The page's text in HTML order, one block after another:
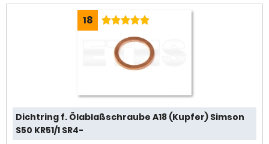
18
Dichtring f. Ölablaßschraube A18 (Kupfer) Simson
S50 KR51/1 SR4-